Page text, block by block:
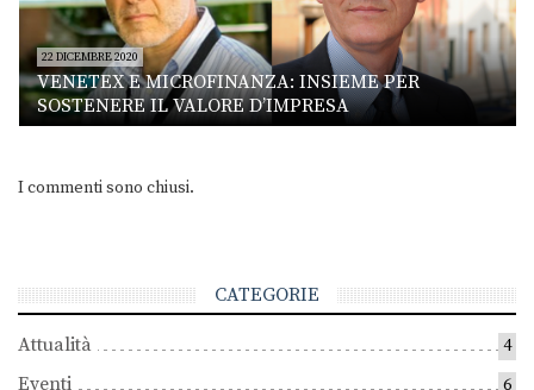
22 DICEMBRE 2020
VENETEX E MICROFINANZA: INSIEME PER
SOSTENERE IL VALORE D’IMPRESA
I commenti sono chiusi.
CATEGORIE
Attualità 4
Eventi 6